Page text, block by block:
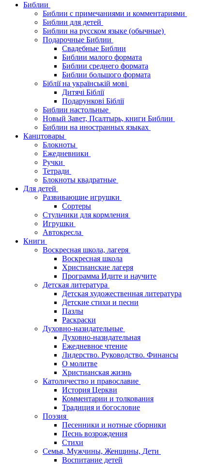
Библии
Библии с примечаниями и комментариями
Библии для детей
Библии на русском языке (обычные)
Подарочные Библии
Свадебные Библии
Библии малого формата
Библии среднего формата
Библии большого формата
Біблії на українській мові
Дитячі Біблії
Подарункові Біблії
Библии настольные
Новый Завет, Псалтырь, книги Библии
Библии на иностранных языках
Канцтовары
Блокноты
Ежедневники
Ручки
Тетради
Блокноты квадратные
Для детей
Развивающие игрушки
Сортеры
Стульчики для кормления
Игрушки
Автокресла
Книги
Воскресная школа, лагеря
Воскресная школа
Христианские лагеря
Программа Идите и научите
Детская литература
Детская художественная литература
Детские стихи и песни
Пазлы
Раскраски
Духовно-назидательные
Духовно-назидательная
Ежедневное чтение
Лидерство. Руководство. Финансы
О молитве
Христианская жизнь
Католичество и православие
История Церкви
Комментарии и толкования
Традиция и богословие
Поэзия
Песенники и нотные сборники
Песнь возрождения
Стихи
Семья, Мужчины, Женщины, Дети
Воспитание детей